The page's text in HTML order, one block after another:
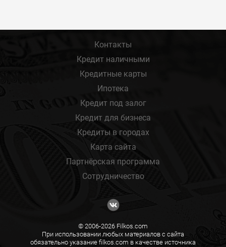
Контакты
Кредит наличными
Кредитные карты
Ипотека
Кредит под залог
Кредит для бизнеса
Кредиты в городах
Карта сайта
Партнёрская программа
Сотрудничество
© 2006-2026 Filkos.com
При использовании любых материалов с сайта
обязательно указание filkos.com в качестве источника